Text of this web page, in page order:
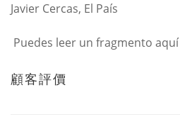
Javier Cercas, El País
Puedes leer un fragmento aquí
顧客評價